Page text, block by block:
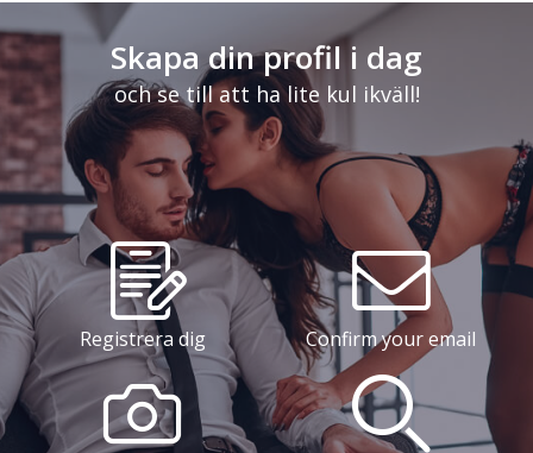
Skapa din profil i dag
och se till att ha lite kul ikväll!
Registrera dig Confirm your email